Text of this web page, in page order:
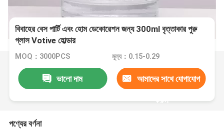
বিবাহের বেস পার্টি এবং হোম ডেকোরেশন জন্য 300ml বৃত্তাকার পুরু
গ্লাস Votive হোল্ডার
MOQ：3000PCS মূল্য：0.15-0.29
ভালো দাম আমাদের সাথে যোগাযোগ
করুন
পণ্যের বর্ণনা